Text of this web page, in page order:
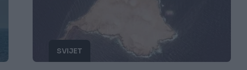
SVIJET